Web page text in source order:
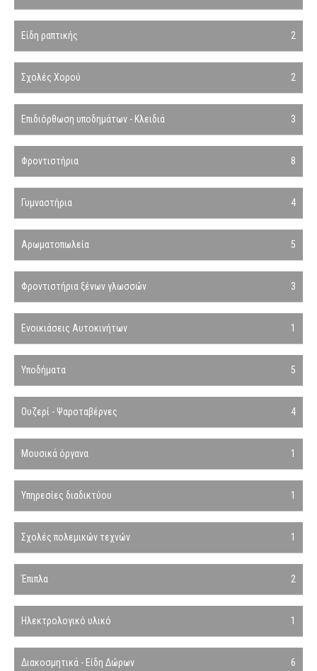
Είδη ραπτικής 2
Σχολές Χορού 2
Επιδιόρθωση υποδημάτων - Κλειδιά 3
Φροντιστήρια 8
Γυμναστήρια 4
Αρωματοπωλεία 5
Φροντιστήρια ξένων γλωσσών 3
Ενοικιάσεις Αυτοκινήτων 1
Υποδήματα 5
Ουζερί - Ψαροταβέρνες 4
Μουσικά όργανα 1
Υπηρεσίες διαδικτύου 1
Σχολές πολεμικών τεχνών 1
Έπιπλα 2
Ηλεκτρολογικό υλικό 1
Διακοσμητικά - Είδη Δώρων 6